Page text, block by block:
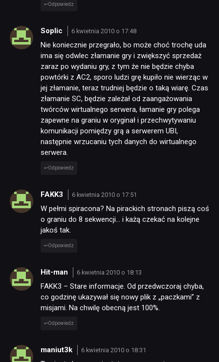
NEWSY
RECENZJE
PUBLICYSTYKA
Odpowiedz
Soplic 6 kwietnia 2010 o 17:48
Nie koniecznie przegrało, bo może choć trochę uda
ima się odwlec złamanie gry i zwiększyć sprzedaż
zaraz po wydaniu gry, z tym że nie będzie chyba
powtórki z AC2, sporo ludzi grę kupiło nie wierząc w
jej złamanie, teraz trudniej będzie o taką wiarę. Czas
złamanie SC, będzie zależał od zaangażowania
twórców wirtualnego serwera, łamanie gry polega
zapewne na graniu w oryginał i przechwytywaniu
komunikacji pomiędzy grą a serwerem UBI,
następnie wrzucaniu tych danych do wirtualnego
serwera.
Odpowiedz
FAKK3 6 kwietnia 2010 o 17:51
W pełmi spiracona? Na pirackich stronach piszą coś
o graniu do 8 sekwencji… i każą czekać na kolejne
jakoś tak.
Odpowiedz
Hit-man 6 kwietnia 2010 o 18:13
FAKK3 – Stare informacje. Od przedwczoraj chyba,
co godzinę ukazywał się nowy plik z „paczkami” z
misjami. Na chwilę obecną jest 100%.
Odpowiedz
maniut3k 6 kwietnia 2010 o 18:31